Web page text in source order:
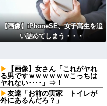
【画像】iPhoneSE、女子高生を追
い詰めてしまう・・・
【画像】女さん「これがヤれ
る男ですｗｗｗｗｗｗこっちは
ヤれない････」⇒！
友達「お前の実家 トイレが
外にあるんだろ？」